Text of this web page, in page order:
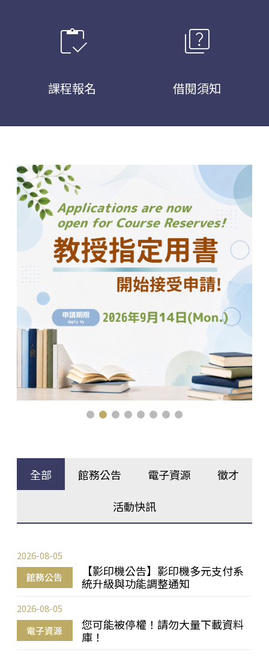
inventory
課程報名
quiz
借閱須知
全部 館務公告 電子資源 徵才
活動快訊
館務公告
【影印機公告】影印機多元支付系
統升級與功能調整通知
2026-08-05
電子資源
您可能被停權！請勿大量下載資料
庫！
2026-08-05